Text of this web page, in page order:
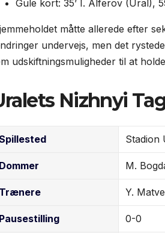
Gule kort: 35’ I. Alferov (Ural),
måtte allerede efter
undervejs, men det
udskiftningsmuligheder til at
Nizhnyi
Stadion
Dommer M.
Trænere Y.
Pause­stilling 0-0